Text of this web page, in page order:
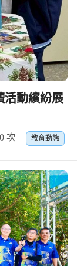
活動繽紛展
次 教育動態